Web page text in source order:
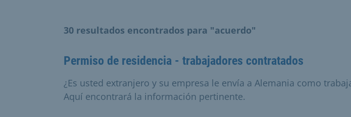
30 resultados encontrados para "acuerdo"
Permiso de residencia - trabajadores contratados
¿Es usted extranjero y su empresa le envía a Alemania como
Aquí encontrará la información pertinente.